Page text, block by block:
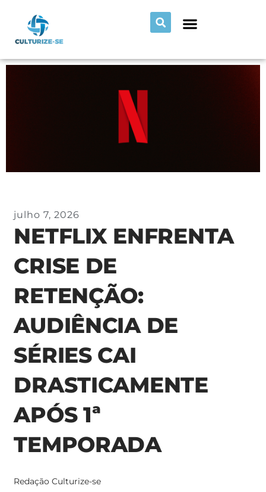
julho 7, 2026
NETFLIX ENFRENTA
CRISE DE
RETENÇÃO:
AUDIÊNCIA DE
SÉRIES CAI
DRASTICAMENTE
APÓS 1ª
TEMPORADA
Redação Culturize-se